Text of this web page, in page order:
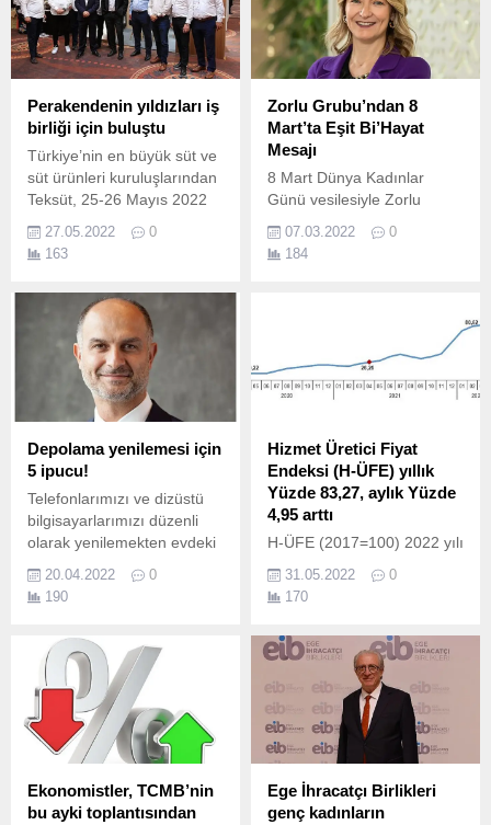
Perakendenin yıldızları iş
birliği için buluştu
Türkiye’nin en büyük süt ve
süt ürünleri kuruluşlarından
Teksüt, 25-26 Mayıs 2022
tarihlerinde WOW
Convention Center'da
gerçekleştirilen Yerli Market
27.05.2022
0
163
Zorlu Grubu’ndan 8
Mart’ta Eşit Bi’Hayat
Mesajı
8 Mart Dünya Kadınlar
Günü vesilesiyle Zorlu
Grubu’nun toplumsal
cinsiyet eşitliği yaklaşımı
“Eşit Bi’Hayat”a ve bu
Toplumsal Cinsiyet Eşitliği
Komitesi Başkanı Selen
Zorlu Melik: “Tüm dünyada
ayrımcılık ve eşitsizlikler,
toplumsal ve ekonomik...
07.03.2022
0
184
Depolama yenilemesi için
5 ipucu!
Telefonlarımızı ve dizüstü
bilgisayarlarımızı düzenli
olarak yenilemekten evdeki
değerlendirmeye kadar,
teknoloji yenilemeleri günlük
parçası oldu.
20.04.2022
0
190
Hizmet Üretici Fiyat
Endeksi (H-ÜFE) yıllık
Yüzde 83,27, aylık Yüzde
4,95 arttı
H-ÜFE (2017=100) 2022 yılı
göre 4,95, bir önceki yılın
Aralık ayına göre 29,86, bir
83,27 ve on iki aylık
ortalamalara göre 51,60
artış gösterdi.
31.05.2022
0
170
Ekonomistler, TCMB’nin
bu ayki toplantısından
Ege İhracatçı Birlikleri
genç kadınların